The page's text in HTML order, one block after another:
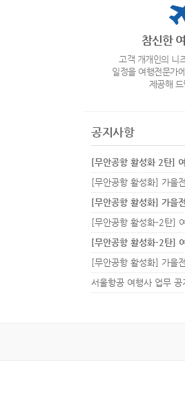
참신한
고객 개개인의 니
일정을 여행전문가
제공해 드
공지사항
[무안공항 활성화 2탄]
[무안공항 활성화] 가을
[무안공항 활성화] 가을
서울항공 여행사 업무 공